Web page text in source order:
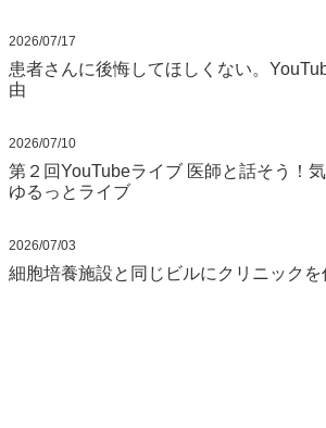
2026/07/17
患者さんに後悔してほしくない。
由
2026/07/10
第２回YouTubeライブ 医師と話そう！
ゆるっとライブ
2026/07/03
細胞培養施設と同じビルにクリニックを